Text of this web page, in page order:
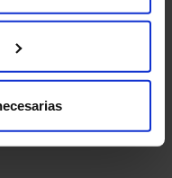
d’aquesta